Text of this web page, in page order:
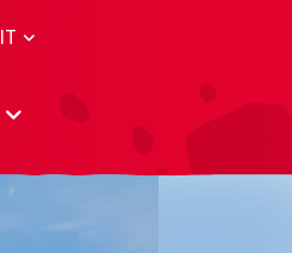
IT